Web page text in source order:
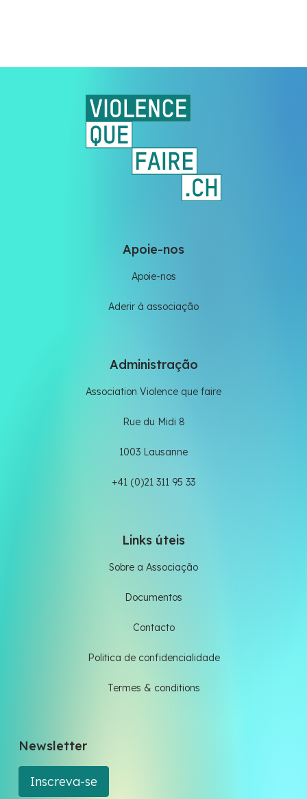
Apoie-nos
Apoie-nos
Aderir à associação
Administração
Association Violence que faire
Rue du Midi 8
1003 Lausanne
+41 (0)21 311 95 33
Links úteis
Sobre a Associação
Documentos
Contacto
Politica de confidencialidade
Termes & conditions
Newsletter
Inscreva-se